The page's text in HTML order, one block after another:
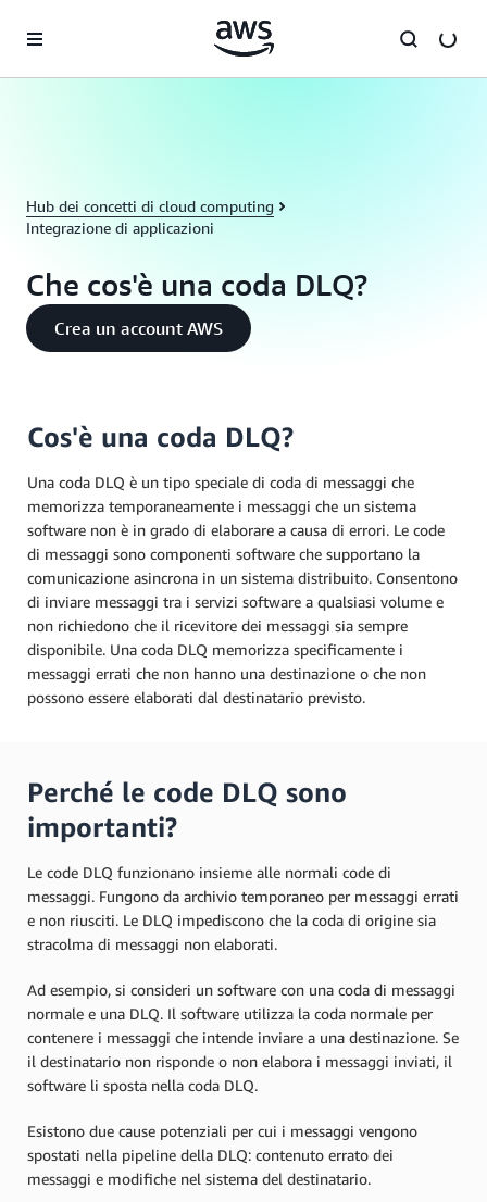
Hub dei concetti di cloud computing
Integrazione di applicazioni
Che cos'è una coda DLQ?
Crea un account AWS
Cos'è una coda DLQ?
Una coda DLQ è un tipo speciale di coda di messaggi che
memorizza temporaneamente i messaggi che un sistema
software non è in grado di elaborare a causa di errori. Le code
di messaggi sono componenti software che supportano la
comunicazione asincrona in un sistema distribuito. Consentono
di inviare messaggi tra i servizi software a qualsiasi volume e
non richiedono che il ricevitore dei messaggi sia sempre
disponibile. Una coda DLQ memorizza specificamente i
messaggi errati che non hanno una destinazione o che non
possono essere elaborati dal destinatario previsto.
Perché le code DLQ sono
importanti?
Le code DLQ funzionano insieme alle normali code di
messaggi. Fungono da archivio temporaneo per messaggi errati
e non riusciti. Le DLQ impediscono che la coda di origine sia
stracolma di messaggi non elaborati.
Ad esempio, si consideri un software con una coda di messaggi
normale e una DLQ. Il software utilizza la coda normale per
contenere i messaggi che intende inviare a una destinazione. Se
il destinatario non risponde o non elabora i messaggi inviati, il
software li sposta nella coda DLQ.
Esistono due cause potenziali per cui i messaggi vengono
spostati nella pipeline della DLQ: contenuto errato dei
messaggi e modifiche nel sistema del destinatario.